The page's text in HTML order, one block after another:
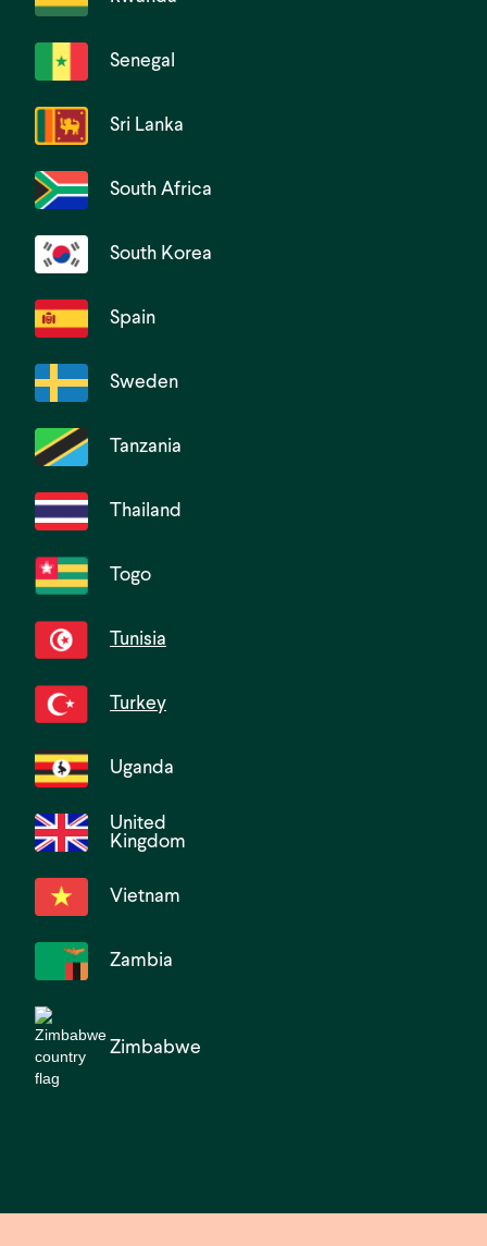
Senegal
Sri Lanka
South Africa
South Korea
Spain
Sweden
Tanzania
Thailand
Togo
Tunisia
Turkey
Uganda
United
Kingdom
Vietnam
Zambia
Zimbabwe